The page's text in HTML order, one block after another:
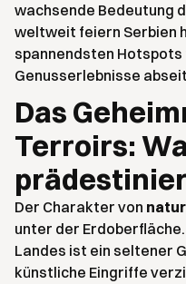
wachsende Bedeutung
weltweit feiern Serbien
spannendsten
Genusserlebnisse
Das
Terroirs:
Der Charakter von
unter der
Landes ist ein seltener
künstliche Eingriffe